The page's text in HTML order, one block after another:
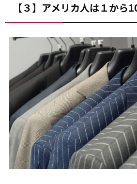
【３】アメリカ人は１から